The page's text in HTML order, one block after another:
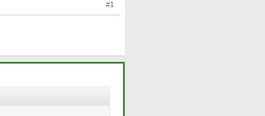
#1